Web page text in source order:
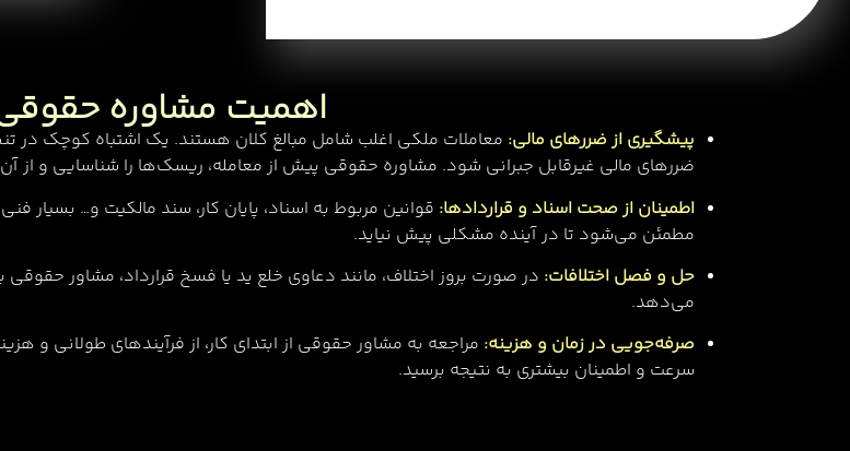
اهمیت مشاوره
پیشگیری از ضررهای مالی: معاملات ملکی اغلب شامل مبالغ کلان هستند. یک اشتباه کوچک در
ضررهای مالی غیرقابل جبرانی شود. مشاوره حقوقی پیش از معامله، ریسک‌ها را شناسایی و از
اطمینان از صحت اسناد و قراردادها: قوانین مربوط به اسناد، پایان کار، سند مالکیت و… بسیار
مطمئن می‌شود تا در آینده مشکلی پیش نیاید.
حل و فصل اختلافات: در صورت بروز اختلاف، مانند دعاوی خلع ید یا فسخ قرارداد، مشاور حقوقی
می‌دهد.
صرفه‌جویی در زمان و هزینه: مراجعه به مشاور حقوقی از ابتدای کار، از فرآیندهای طولانی و
سرعت و اطمینان بیشتری به نتیجه برسید.